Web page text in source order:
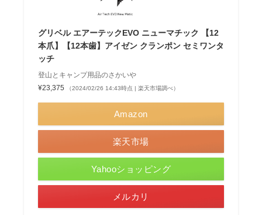
グリベル エアーテックEVO ニューマチック 【12
本爪】【12本歯】アイゼン クランポン セミワンタ
ッチ
登山とキャンプ用品のさかいや
¥23,375
（2024/02/26 14:43時点 | 楽天市場調べ）
Amazon
楽天市場
Yahooショッピング
メルカリ